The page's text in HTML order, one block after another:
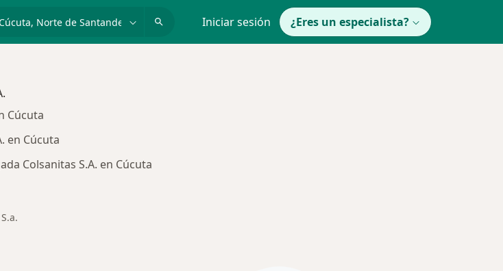
p. ej. Bogotá Iniciar sesión ¿Eres un especialista?
Cúcuta
en Cúcuta
Colsanitas S.A. en Cúcuta